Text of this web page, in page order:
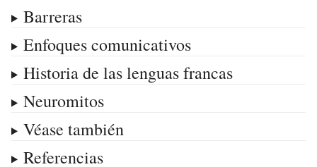
Barreras
Enfoques comunicativos
Historia de las lenguas francas
Neuromitos
Véase también
Referencias